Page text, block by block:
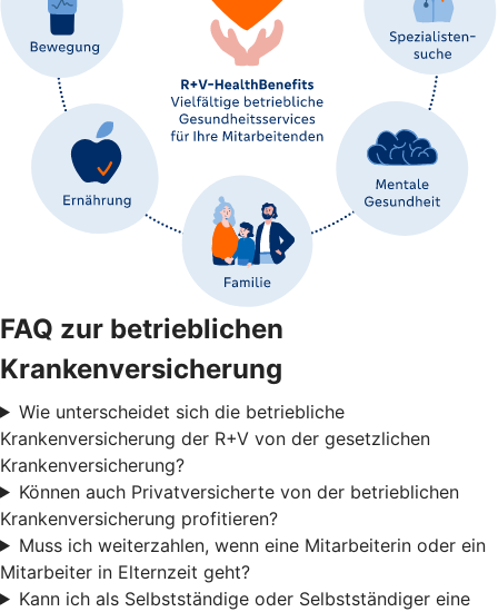
FAQ zur betrieblichen
Krankenversicherung
Wie unterscheidet sich die betriebliche
Krankenversicherung der R+V von der gesetzlichen
Krankenversicherung?
Können auch Privatversicherte von der betrieblichen
Krankenversicherung profitieren?
Muss ich weiterzahlen, wenn eine Mitarbeiterin oder ein
Mitarbeiter in Elternzeit geht?
Kann ich als Selbstständige oder Selbstständiger eine